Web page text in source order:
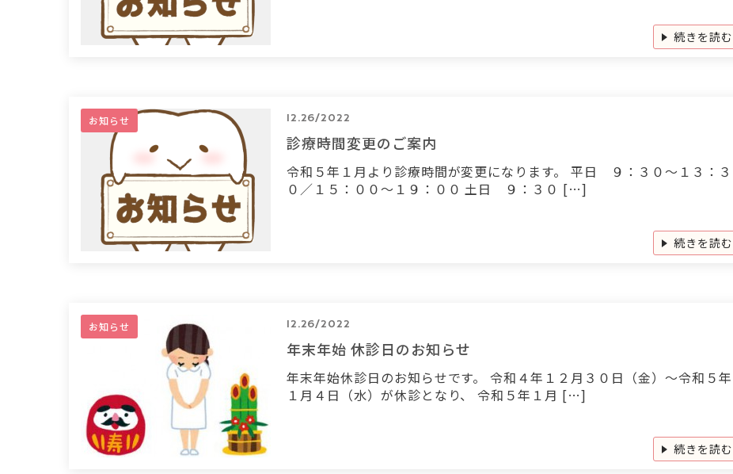
続きを読む
お知らせ 12.26/2022
診療時間変更のご案内
令和５年１月より診療時間が変更になります。 平日 ９：３０～１３：３
０／１５：００～１９：００ 土日 ９：３０ […]
続きを読む
お知らせ 12.26/2022
年末年始 休診日のお知らせ
年末年始休診日のお知らせです。 令和４年１２月３０日（金）～令和５年
１月４日（水）が休診となり、 令和５年１月 […]
続きを読む